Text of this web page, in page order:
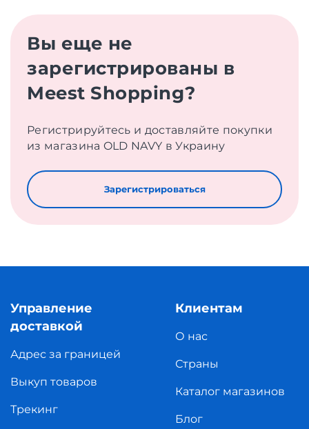
Вы еще не
зарегистрированы в
Meest Shopping?
Регистрируйтесь и доставляйте покупки
из магазина OLD NAVY в Украину
Зарегистрироваться
Управление
доставкой
Адрес за границей
Выкуп товаров
Трекинг
Клиентам
О нас
Страны
Каталог магазинов
Блог